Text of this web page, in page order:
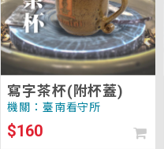
杯
蓋)
寫字茶杯(附杯蓋)
機關：臺南看守所
$160